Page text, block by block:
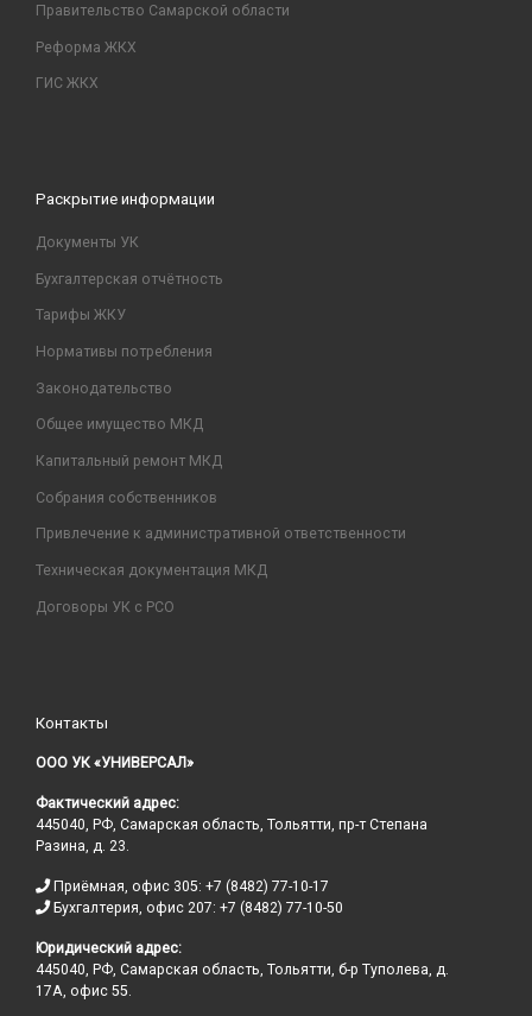
Правительство Самарской области
Реформа ЖКХ
ГИС ЖКХ
Раскрытие информации
Документы УК
Бухгалтерская отчётность
Тарифы ЖКУ
Нормативы потребления
Законодательство
Общее имущество МКД
Капитальный ремонт МКД
Собрания собственников
Привлечение к административной ответственности
Техническая документация МКД
Договоры УК с РСО
Контакты
ООО УК «УНИВЕРСАЛ»
Фактический адрес:
445040, РФ, Самарская область, Тольятти, пр-т Степана
Разина, д. 23.
Приёмная, офис 305: +7 (8482) 77-10-17
Бухгалтерия, офис 207: +7 (8482) 77-10-50
Юридический адрес:
445040, РФ, Самарская область, Тольятти, б-р Туполева, д.
17А, офис 55.